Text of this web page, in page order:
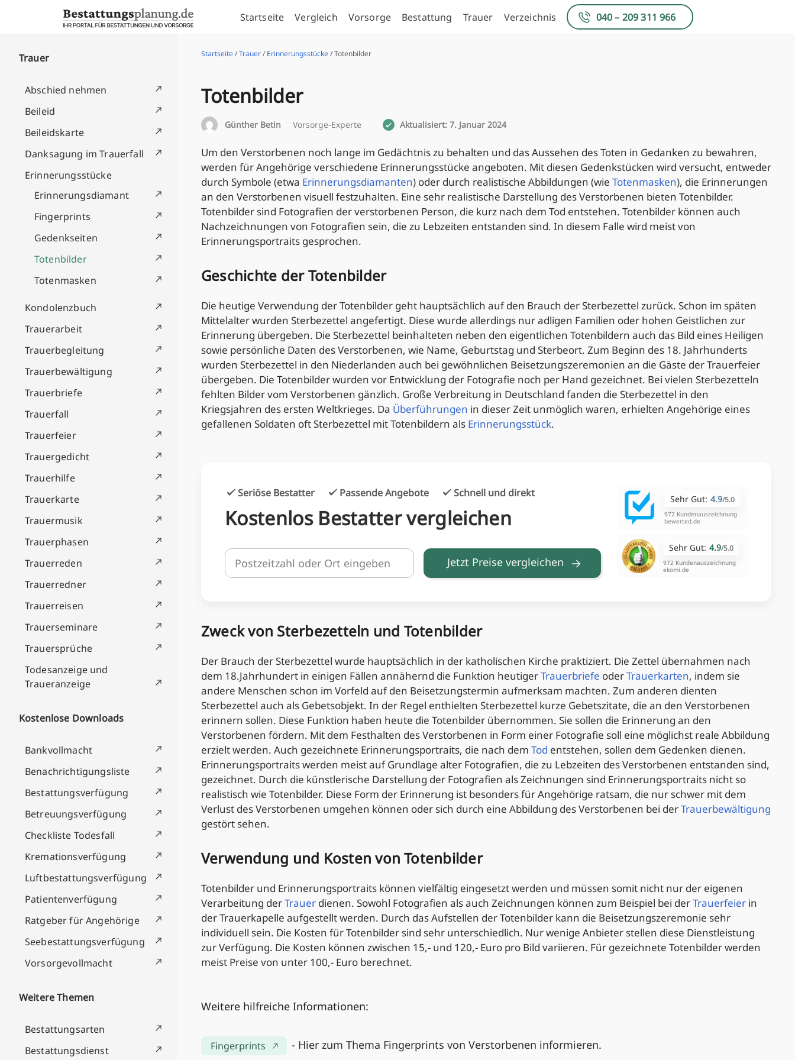
Skip to content
Startseite Vergleich Vorsorge Bestattung Trauer Verzeichnis 040 – 209 311 966
Trauer
Abschied nehmen
Beileid
Beileidskarte
Danksagung im Trauerfall
Erinnerungsstücke
Erinnerungsdiamant
Fingerprints
Gedenkseiten
Totenbilder
Totenmasken
Kondolenzbuch
Trauerarbeit
Trauerbegleitung
Trauerbewältigung
Trauerbriefe
Trauerfall
Trauerfeier
Trauergedicht
Trauerhilfe
Trauerkarte
Trauermusik
Trauerphasen
Trauerreden
Trauerredner
Trauerreisen
Trauerseminare
Trauersprüche
Todesanzeige und
Traueranzeige
Kostenlose Downloads
Bankvollmacht
Benachrichtigungsliste
Bestattungsverfügung
Betreuungsverfügung
Checkliste Todesfall
Kremationsverfügung
Luftbestattungsverfügung
Patientenverfügung
Ratgeber für Angehörige
Seebestattungsverfügung
Vorsorgevollmacht
Weitere Themen
Bestattungsarten
Bestattungsdienst
Startseite/Trauer/ Erinnerungsstücke/ Totenbilder
Totenbilder
Günther Betin Vorsorge-Experte Aktualisiert: 7. Januar 2024
Um den Verstorbenen noch lange im Gedächtnis zu behalten und das Aussehen des Toten in Gedanken zu bewahren,
werden für Angehörige verschiedene Erinnerungsstücke angeboten. Mit diesen Gedenkstücken wird versucht, entweder
durch Symbole (etwa Erinnerungsdiamanten) oder durch realistische Abbildungen (wie Totenmasken), die Erinnerungen
an den Verstorbenen visuell festzuhalten. Eine sehr realistische Darstellung des Verstorbenen bieten Totenbilder.
Totenbilder sind Fotografien der verstorbenen Person, die kurz nach dem Tod entstehen. Totenbilder können auch
Nachzeichnungen von Fotografien sein, die zu Lebzeiten entstanden sind. In diesem Falle wird meist von
Erinnerungsportraits gesprochen.
Geschichte der Totenbilder
Die heutige Verwendung der Totenbilder geht hauptsächlich auf den Brauch der Sterbezettel zurück. Schon im späten
Mittelalter wurden Sterbezettel angefertigt. Diese wurde allerdings nur adligen Familien oder hohen Geistlichen zur
Erinnerung übergeben. Die Sterbezettel beinhalteten neben den eigentlichen Totenbildern auch das Bild eines Heiligen
sowie persönliche Daten des Verstorbenen, wie Name, Geburtstag und Sterbeort. Zum Beginn des 18. Jahrhunderts
wurden Sterbezettel in den Niederlanden auch bei gewöhnlichen Beisetzungszeremonien an die Gäste der Trauerfeier
übergeben. Die Totenbilder wurden vor Entwicklung der Fotografie noch per Hand gezeichnet. Bei vielen Sterbezetteln
fehlten Bilder vom Verstorbenen gänzlich. Große Verbreitung in Deutschland fanden die Sterbezettel in den
Kriegsjahren des ersten Weltkrieges. Da Überführungen in dieser Zeit unmöglich waren, erhielten Angehörige eines
gefallenen Soldaten oft Sterbezettel mit Totenbildern als Erinnerungsstück.
Seriöse Bestatter Passende Angebote Schnell und direkt
Kostenlos Bestatter vergleichen
Jetzt Preise vergleichen
Sehr Gut: 4.9/5.0
972 Kundenauszeichnung
bewerted.de
Sehr Gut: 4.9/5.0
972 Kundenauszeichnung
ekomi.de
Zweck von Sterbezetteln und Totenbilder
Der Brauch der Sterbezettel wurde hauptsächlich in der katholischen Kirche praktiziert. Die Zettel übernahmen nach
dem 18.Jahrhundert in einigen Fällen annähernd die Funktion heutigerTrauerbriefe oderTrauerkarten, indem sie
andere Menschen schon im Vorfeld auf den Beisetzungstermin aufmerksam machten. Zum anderen dienten
Sterbezettel auch als Gebetsobjekt. In der Regel enthielten Sterbezettel kurze Gebetszitate, die an den Verstorbenen
erinnern sollen. Diese Funktion haben heute die Totenbilder übernommen. Sie sollen die Erinnerung an den
Verstorbenen fördern. Mit dem Festhalten des Verstorbenen in Form einer Fotografie soll eine möglichst reale Abbildung
erzielt werden. Auch gezeichnete Erinnerungsportraits, die nach dem Tod entstehen, sollen dem Gedenken dienen.
Erinnerungsportraits werden meist auf Grundlage alter Fotografien, die zu Lebzeiten des Verstorbenen entstanden sind,
gezeichnet. Durch die künstlerische Darstellung der Fotografien als Zeichnungen sind Erinnerungsportraits nicht so
realistisch wie Totenbilder. Diese Form der Erinnerung ist besonders für Angehörige ratsam, die nur schwer mit dem
Verlust des Verstorbenen umgehen können oder sich durch eine Abbildung des Verstorbenen bei derTrauerbewältigung
gestört sehen.
Verwendung und Kosten von Totenbilder
Totenbilder und Erinnerungsportraits können vielfältig eingesetzt werden und müssen somit nicht nur der eigenen
Verarbeitung derTrauer dienen. Sowohl Fotografien als auch Zeichnungen können zum Beispiel bei derTrauerfeier in
der Trauerkapelle aufgestellt werden. Durch das Aufstellen der Totenbilder kann die Beisetzungszeremonie sehr
individuell sein. Die Kosten für Totenbilder sind sehr unterschiedlich. Nur wenige Anbieter stellen diese Dienstleistung
zur Verfügung. Die Kosten können zwischen 15,- und 120,- Euro pro Bild variieren. Für gezeichnete Totenbilder werden
meist Preise von unter 100,- Euro berechnet.
Weitere hilfreiche Informationen:
Fingerprints - Hier zum Thema Fingerprints von Verstorbenen informieren.